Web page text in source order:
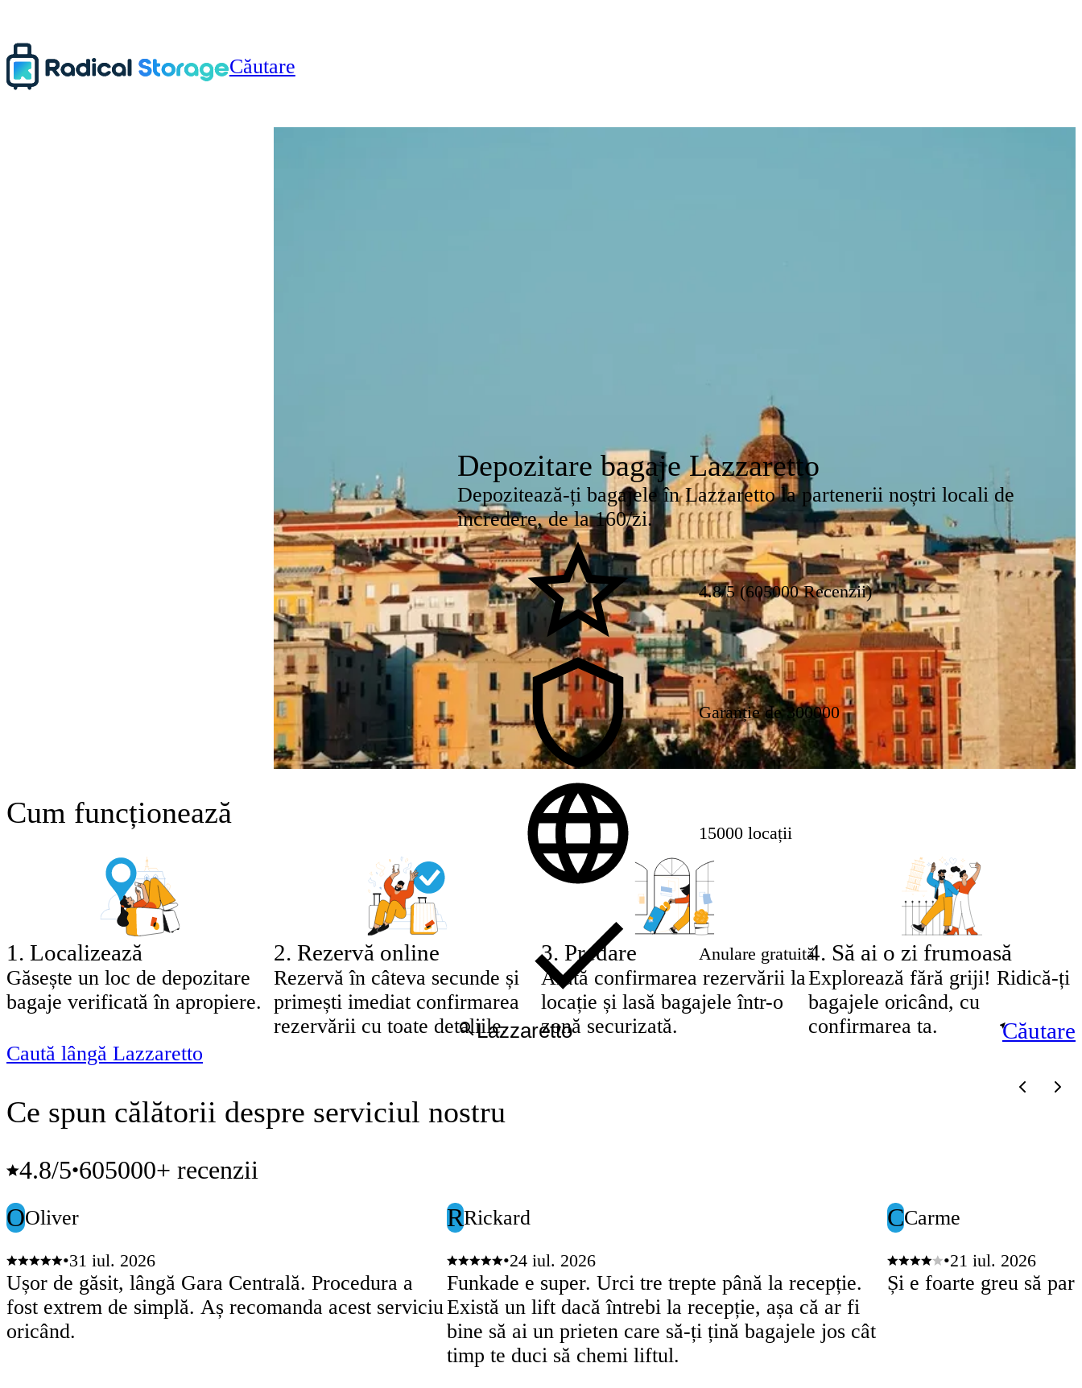
Căutare
Depozitare bagaje Lazzaretto
Depozitează-ți bagajele în Lazzaretto la partenerii noștri locali de
încredere, de la 160/zi.
4.8/5 (605000 Recenzii)
Garanție de 300000
15000 locații
Anulare gratuită
Căutare
Cum funcționează
1 . Localizează
Găsește un loc de depozitare
bagaje verificată în apropiere.
2. Rezervă online
Rezervă în câteva secunde și
primești imediat confirmarea
rezervării cu toate detaliile.
3. Predare
Arată confirmarea rezervării la
locație și lasă bagajele într-o
zonă securizată.
4. Să ai o zi frumoasă
Explorează fără griji! Ridică-ți
bagajele oricând, cu
confirmarea ta.
Caută lângă Lazzaretto
Ce spun călătorii despre serviciul nostru
4.8/5•605000+ recenzii
OOliver
•31 iul. 2026
Ușor de găsit, lângă Gara Centrală. Procedura a
fost extrem de simplă. Aș recomanda acest serviciu
oricând.
RRickard
•24 iul. 2026
Funkade e super. Urci tre trepte până la recepție.
Există un lift dacă întrebi la recepție, așa că ar fi
bine să ai un prieten care să-ți țină bagajele jos cât
timp te duci să chemi liftul.
CCarme
•21 iul. 2026
Și e foarte greu să